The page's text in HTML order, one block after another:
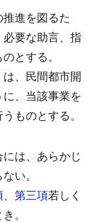
進を図るた
要な助言、指
とする。
、民間都市開
、当該事業を
ものとする。
は、あらかじ
い。
、 第三項若しく
。